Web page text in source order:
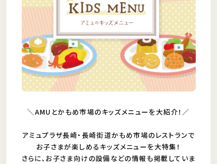
＼AMUとかもめ市場のキッズメニューを大紹介！／
アミュプラザ長崎・長崎街道かもめ市場のレストランで
お子さまが楽しめるキッズメニューを大特集！
さらに、お子さま向けの設備などの情報も掲載していま